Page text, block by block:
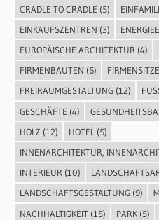
CRADLE TO CRADLE (5)
EINKAUFSZENTREN (3)
EUROPÄISCHE ARCHITEKTUR (4)
FIRMENBAUTEN (6) FIRMENSITZE
FREIRAUMGESTALTUNG(12)
GESCHÄFTE (4)
HOLZ (12) HOTEL (5)
INNENARCHITEKTUR,
INTERIEUR (10)
LANDSCHAFTSGESTALTUNG(9)
NACHHALTIGKEIT(15) PARK(5)